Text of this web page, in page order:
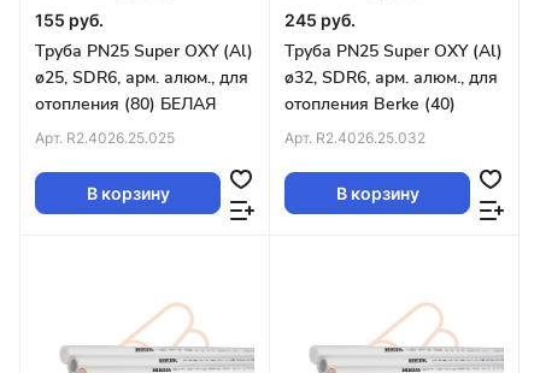
155 руб.
Труба PN25 Super OXY (Al)
ø25, SDR6, арм. алюм., для
отопления (80) БЕЛАЯ
Арт. R2.4026.25.025
В корзину
245 руб.
Труба PN25 Super OXY (Al)
ø32, SDR6, арм. алюм., для
отопления Berke (40)
Арт. R2.4026.25.032
В корзину